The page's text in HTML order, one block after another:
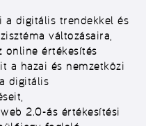
a digitális trendekkel és
változásaira,
online értékesítés
a hazai és nemzetközi
digitális
2.0-ás értékesítési